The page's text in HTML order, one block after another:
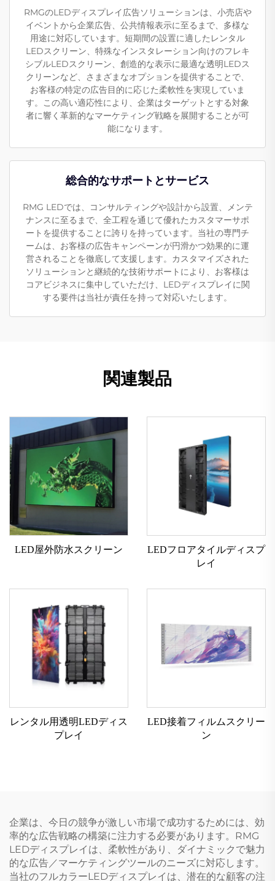
RMGのLEDディスプレイ広告ソリューションは、小売店や
イベントから企業広告、公共情報表示に至るまで、多様な
用途に対応しています。短期間の設置に適したレンタル
LEDスクリーン、特殊なインスタレーション向けのフレキ
シブルLEDスクリーン、創造的な表示に最適な透明LEDス
クリーンなど、さまざまなオプションを提供することで、
お客様の特定の広告目的に応じた柔軟性を実現していま
す。この高い適応性により、企業はターゲットとする対象
者に響く革新的なマーケティング戦略を展開することが可
能になります。
総合的なサポートとサービス
RMG LEDでは、コンサルティングや設計から設置、メンテ
ナンスに至るまで、全工程を通じて優れたカスタマーサポ
ートを提供することに誇りを持っています。当社の専門チ
ームは、お客様の広告キャンペーンが円滑かつ効果的に運
営されることを徹底して支援します。カスタマイズされた
ソリューションと継続的な技術サポートにより、お客様は
コアビジネスに集中していただけ、LEDディスプレイに関
する要件は当社が責任を持って対応いたします。
関連製品
LED屋外防水スクリーン
LEDフロアタイルディスプ
レイ
レンタル用透明LEDディス
プレイ
LED接着フィルムスクリー
ン
企業は、今日の競争が激しい市場で成功するためには、効
率的な広告戦略の構築に注力する必要があります。RMG
LEDディスプレイは、柔軟性があり、ダイナミックで魅力
的な広告／マーケティングツールのニーズに対応します。
当社のフルカラーLEDディスプレイは、潜在的な顧客の注